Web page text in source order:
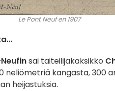
Le Pont Neuf en 1907
sai taiteilijakaksikko
neliömetriä kangasta, 300
heijastuksia.